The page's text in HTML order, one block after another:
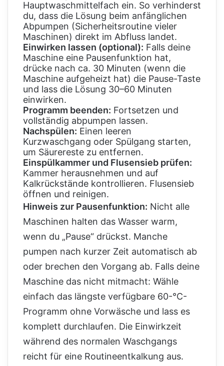
Hauptwaschmittelfach ein. So verhinderst
du, dass die Lösung beim anfänglichen
Abpumpen (Sicherheitsroutine vieler
Maschinen) direkt im Abfluss landet.
Einwirken lassen (optional): Falls deine
Maschine eine Pausenfunktion hat,
drücke nach ca. 30 Minuten (wenn die
Maschine aufgeheizt hat) die Pause-Taste
und lass die Lösung 30–60 Minuten
einwirken.
Programm beenden: Fortsetzen und
vollständig abpumpen lassen.
Nachspülen: Einen leeren
Kurzwaschgang oder Spülgang starten,
um Säurereste zu entfernen.
Einspülkammer und Flusensieb prüfen:
Kammer herausnehmen und auf
Kalkrückstände kontrollieren. Flusensieb
öffnen und reinigen.
Hinweis zur Pausenfunktion: Nicht alle
Maschinen halten das Wasser warm,
wenn du „Pause“ drückst. Manche
pumpen nach kurzer Zeit automatisch ab
oder brechen den Vorgang ab. Falls deine
Maschine das nicht mitmacht: Wähle
einfach das längste verfügbare 60-°C-
Programm ohne Vorwäsche und lass es
komplett durchlaufen. Die Einwirkzeit
während des normalen Waschgangs
reicht für eine Routineentkalkung aus.